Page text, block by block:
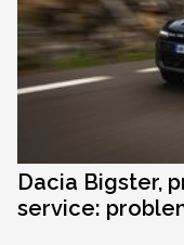
Dacia Bigster,
service: